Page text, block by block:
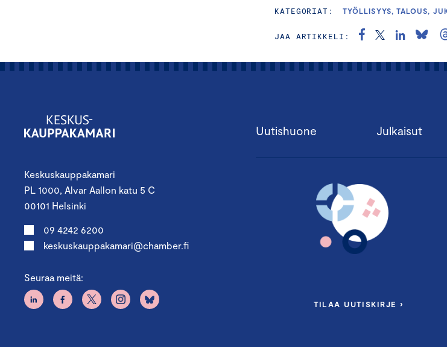
KATEGORIAT: TYÖLLISYYS, TALOUS,
JAA ARTIKKELI:
Keskuskauppakamari
PL 1000, Alvar Aallon katu 5 C
00101 Helsinki
09 4242 6200
keskuskauppakamari@chamber.fi
Seuraa meitä:
Uutishuone Julkaisut
TILAA UUTISKIRJE ›